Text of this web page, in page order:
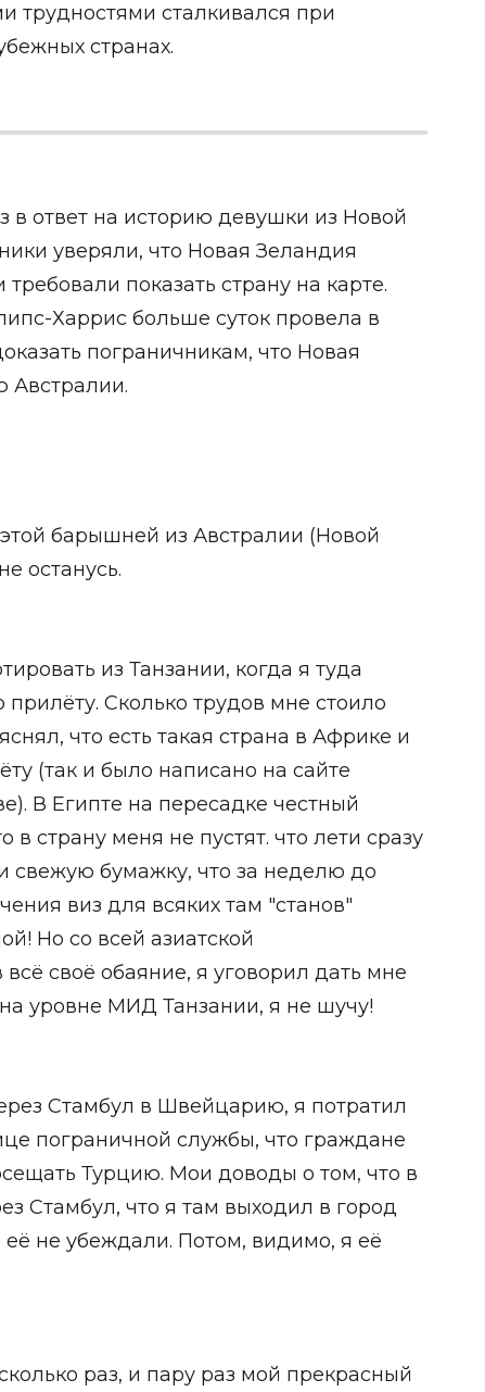
трудностями сталкивался при
странах.
в ответ на историю девушки из Новой
уверяли, что Новая Зеландия
требовали показать страну на карте.
Харрис больше суток провела в
пограничникам, что Новая
Австралии.
барышней из Австралии (Новой
останусь.
из Танзании, когда я туда
Сколько трудов мне стоило
что есть такая страна в Африке и
(так и было написано на сайте
В Египте на пересадке честный
в страну меня не пустят. что лети сразу
свежую бумажку, что за неделю до
виз для всяких там "станов"
Но со всей азиатской
своё обаяние, я уговорил дать мне
уровне МИД Танзании, я не шучу!
Стамбул в Швейцарию, я потратил
пограничной службы, что граждане
Турцию. Мои доводы о том, что в
Стамбул, что я там выходил в город
не убеждали. Потом, видимо, я её
раз, и пару раз мой прекрасный